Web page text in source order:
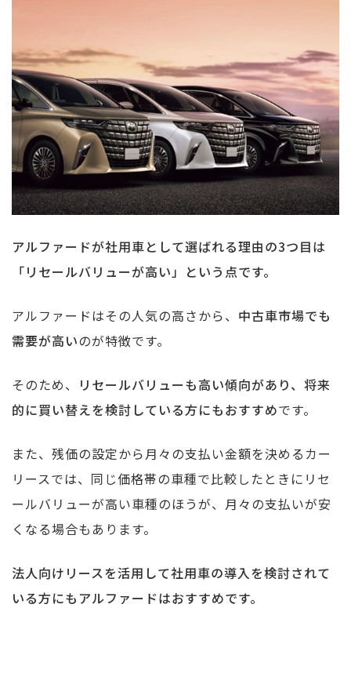
アルファードが社用車として選ばれる理由の3つ目は
「リセールバリューが高い」という点です。
アルファードはその人気の高さから、 中古車市場でも
需要が高いのが特徴です。
そのため、
リセールバリューも高い傾向があり、将来
的に買い替えを検討している方にもおすすめです。
また、残価の設定から月々の支払い金額を決めるカー
リースでは、同じ価格帯の車種で比較したときにリセ
ールバリューが高い車種のほうが、月々の支払いが安
くなる場合もあります。
法人向けリースを活用して社用車の導入を検討されて
いる方にもアルファードはおすすめです。